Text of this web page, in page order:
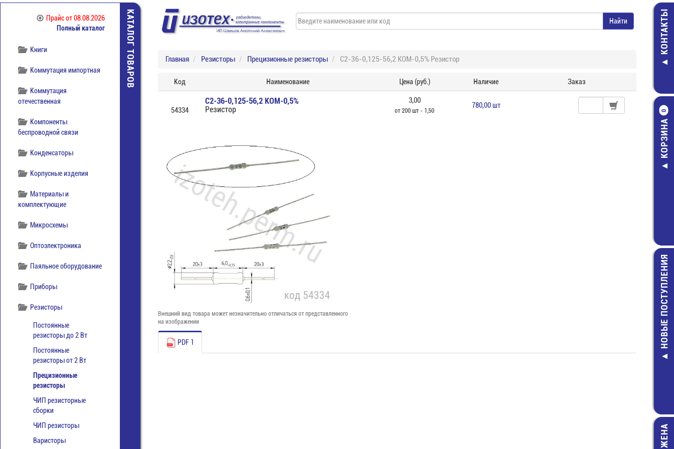
Прайсот 08.08.2026
Полный каталог
Кабельная продукция
Книги
Коммутация импортная
Коммутация
отечественная
Компоненты
беспроводной связи
Конденсаторы
Корпусные изделия
Материалы и
комплектующие
Микросхемы
Оптоэлектроника
Паяльное оборудование
Приборы
Резисторы
Постоянные
резисторы до 2 Вт
Постоянные
резисторы от 2 Вт
Прецизионные
резисторы
ЧИП резисторные
сборки
ЧИП резисторы
Варисторы
КАТАЛОГ ТОВАРОВ КОНТАКТЫ
КОРЗИНА
0
SMBJ5.0CA
14,00 руб.
НОВЫЕ ПОСТУПЛЕНИЯ
Главная Резисторы Прецизионные резисторы С2-36-0,125-56,2 КОМ-0,5% Резистор
Код Наименование Цена (руб.) Наличие Заказ
54334
С2-36-0,125-56,2 КОМ-0,5%
Резистор
3,00
от 200 шт - 1,50
780,00 шт
Внешний вид товара может незначительно отличаться от представленного
на изображении
PDF 1